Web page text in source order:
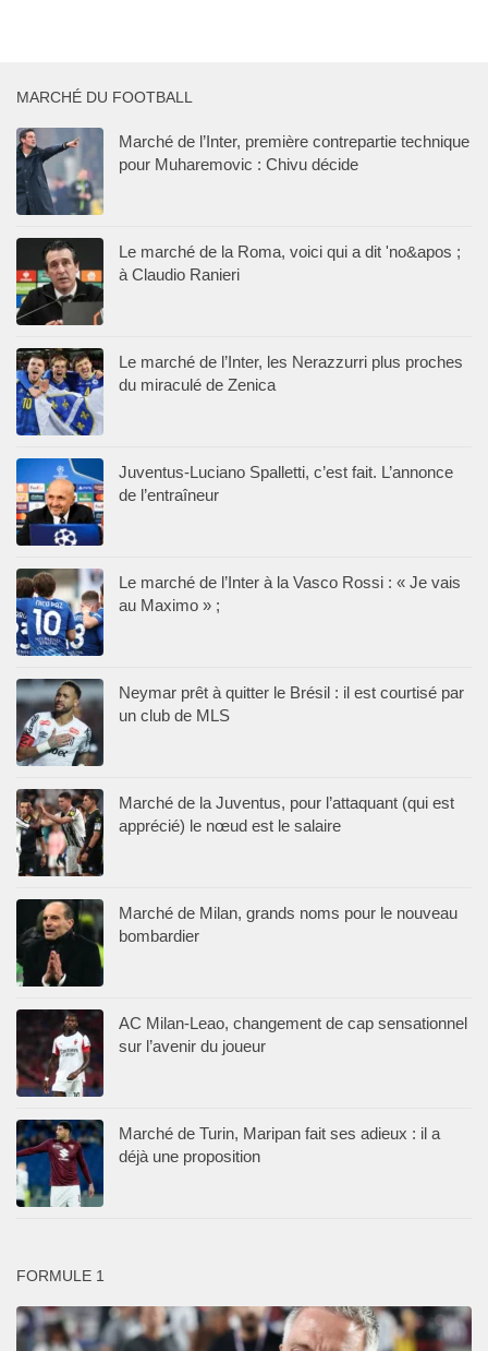
MARCHÉ DU FOOTBALL
Marché de l’Inter, première contrepartie technique
pour Muharemovic : Chivu décide
Le marché de la Roma, voici qui a dit 'no&apos ;
à Claudio Ranieri
Le marché de l’Inter, les Nerazzurri plus proches
du miraculé de Zenica
Juventus-Luciano Spalletti, c’est fait. L’annonce
de l’entraîneur
Le marché de l’Inter à la Vasco Rossi : « Je vais
au Maximo » ;
Neymar prêt à quitter le Brésil : il est courtisé par
un club de MLS
Marché de la Juventus, pour l’attaquant (qui est
apprécié) le nœud est le salaire
Marché de Milan, grands noms pour le nouveau
bombardier
AC Milan-Leao, changement de cap sensationnel
sur l’avenir du joueur
Marché de Turin, Maripan fait ses adieux : il a
déjà une proposition
FORMULE 1